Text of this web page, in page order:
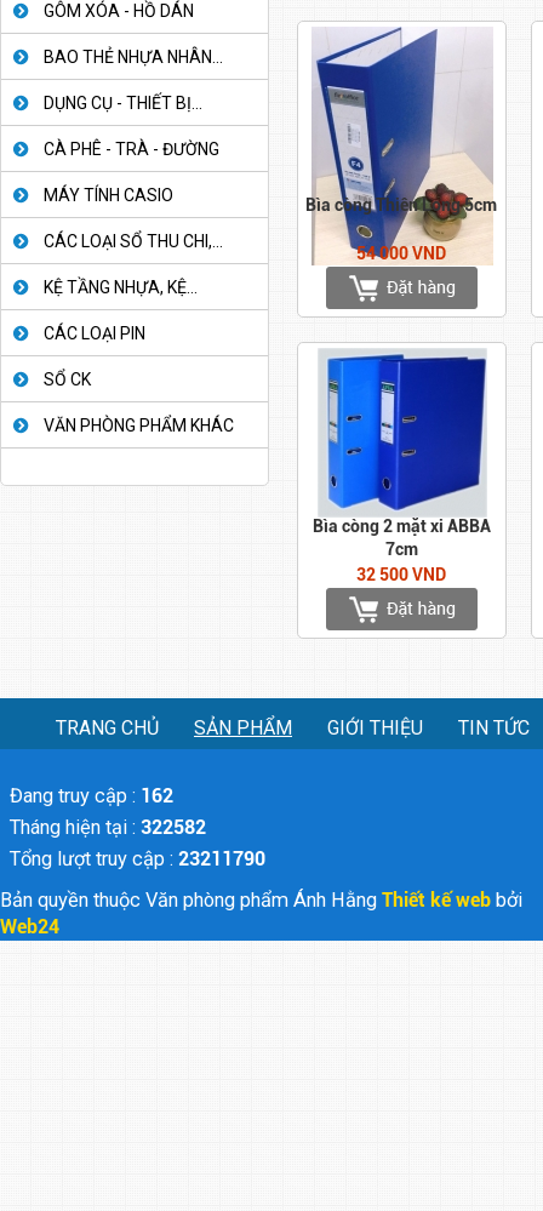
GÔM XÓA - HỒ DÁN
BAO THẺ NHỰA NHÂN...
DỤNG CỤ - THIẾT BỊ...
CÀ PHÊ - TRÀ - ĐƯỜNG
MÁY TÍNH CASIO
CÁC LOẠI SỔ THU CHI,...
KỆ TẦNG NHỰA, KỆ...
CÁC LOẠI PIN
SỔ CK
VĂN PHÒNG PHẨM KHÁC
Bìa còng Thiên Long 5cm
54 000 VND
Bìa còng 2 mặt xi ABBA
7cm
32 500 VND
TRANG CHỦ SẢN PHẨM GIỚI THIỆU TIN TỨC
Đang truy cập : 162
Tháng hiện tại : 322582
Tổng lượt truy cập : 23211790
Bản quyền thuộc Văn phòng phẩm Ánh Hằng Thiết kế web bởi
Web24